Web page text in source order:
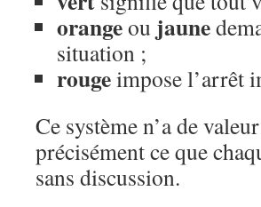
orangeou jaune
situation ;
rougeimpose l’arrêt
Ce système n’a de
précisément ce que
sans discussion.